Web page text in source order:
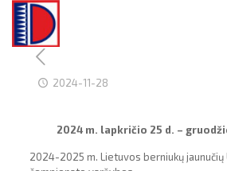
2024-11-28
2024 m. lapkričio 25 d. –
2024-2025 m. Lietuvos berniukų jaunučių